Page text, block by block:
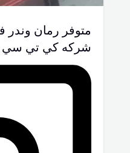
متوفر رمان وندر
شركه كي تي سي